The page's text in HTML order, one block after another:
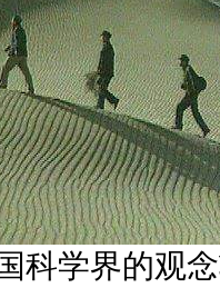
科学界的观